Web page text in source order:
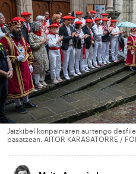
Jaizkibel konpainiaren aurtengo
pasatzean. AITOR KARASATORRE /